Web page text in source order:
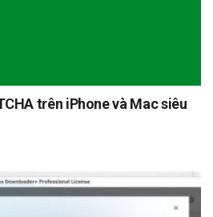
trên iPhone và Mac siêu